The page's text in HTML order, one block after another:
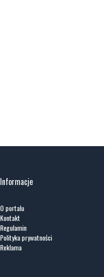
Informacje
O portalu
Kontakt
Regulamin
Polityka prywatności
Reklama